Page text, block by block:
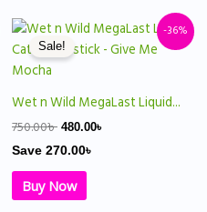
-36%
Sale!
Wet n Wild MegaLast Liquid...
750.00৳
Original
price
was:
480.00৳
Current
is:
Save 270.00৳
Buy Now